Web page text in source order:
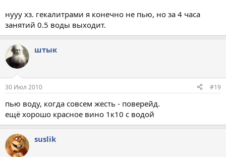
нууу хз. гекалитрами я конечно не пью, но за 4 часа
занятий 0.5 воды выходит.
штык
30 Июл 2010 #19
пью воду, когда совсем жесть - поверейд.
ещё хорошо красное вино 1к10 с водой
suslik